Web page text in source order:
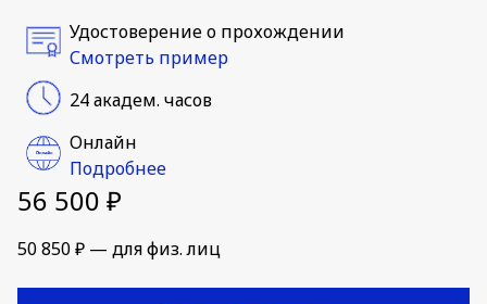
Удостоверение о прохождении
Смотреть пример
24 академ. часов
Онлайн
Подробнее
56 500 ₽
50 850 ₽ — для физ. лиц